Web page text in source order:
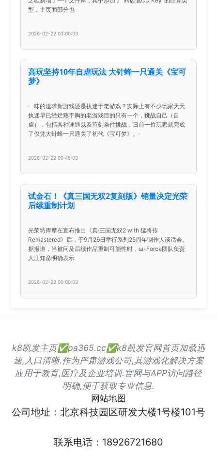
型，主页面部分也
2026-02-22 03:00:03
高玩坚持10年自虐玩法 大针蜂一只通关《宝可
梦》
一味的追求新游戏还是执迷于老游戏？实际上有不少玩家天天
执迷早已经烂熟于胸的老游戏目的只有一个，挑战自己（自
虐），包括各种速通以及苛刻条件挑战，日前一位玩家就完成
了仅凭大针蜂一只通关了初代《宝可梦》。·
2026-02-22 00:45:03
试金石！《真三国无双2复刻版》销量决定光荣
后续重制计划
光荣特库摩在宣布推出《真·三国无双2 with 猛将传
Remastered》后，于9月26日举行系列25周年制作人谈话会。
据报道，当被问及后续作品重制可能性时，ω-Force团队负责
人庄知彦明确表示
2026-02-22 00:00:03
k8凯发主页✅pa365.cc✅k8凯发官网首页加载迅
速,入口清晰.作为严肃游戏公司,其游戏化解决方案
应用于教育,医疗及企业培训.官网与APP访问路径
明确,便于获取专业信息.
网站地图
公司地址：北京科技园区研发大楼1号楼101号
联系电话：18926721680